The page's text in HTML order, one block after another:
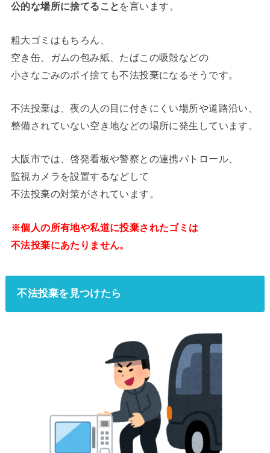
公的な場所に捨てること を言います。
粗大ゴミはもちろん、
空き缶、ガムの包み紙、たばこの吸殻などの
小さなごみのポイ捨ても不法投棄になるそうです。
不法投棄は、夜の人の目に付きにくい場所や道路沿い、
整備されていない空き地などの場所に発生しています。
大阪市では、啓発看板や警察との連携パトロール、
監視カメラを設置するなどして
不法投棄の対策がされています。
※個人の所有地や私道に投棄されたゴミは
不法投棄にあたりません。
不法投棄を見つけたら